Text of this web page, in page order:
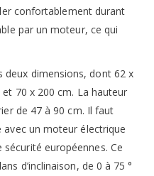
confortablement durant
par un moteur, ce qui
deux dimensions, dont 62 x
70 x 200 cm. La hauteur
de 47 à 90 cm. Il faut
avec un moteur électrique
européennes. Ce
d’inclinaison, de 0 à 75 °